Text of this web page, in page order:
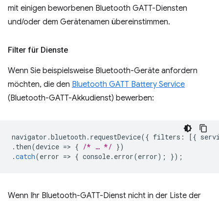
mit einigen beworbenen Bluetooth GATT-Diensten
und/oder dem Gerätenamen übereinstimmen.
Filter für Dienste
Wenn Sie beispielsweise Bluetooth-Geräte anfordern
möchten, die den Bluetooth GATT Battery Service
(Bluetooth-GATT-Akkudienst) bewerben:
navigator .bluetooth . requestDevice({ filters : [{
. then(device => { /* … */ })
.catch(error => { console. error(error); });
Wenn Ihr Bluetooth-GATT-Dienst nicht in der Liste der